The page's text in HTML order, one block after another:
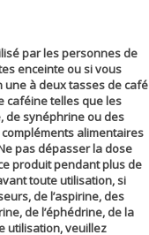
par les personnes de
enceinte ou si vous
une à deux tasses de café
caféine telles que les
de synéphrine ou des
alimentaires
pas dépasser la dose
produit pendant plus de
toute utilisation, si
de l’aspirine, des
de l’éphédrine, de la
utilisation, veuillez